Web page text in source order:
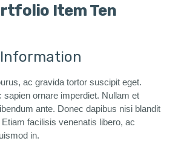
Item Ten
ac gravida tortor suscipit eget.
sapien ornare imperdiet. Nullam et
ante. Donec dapibus nisi blandit
facilisis venenatis libero, ac
in.